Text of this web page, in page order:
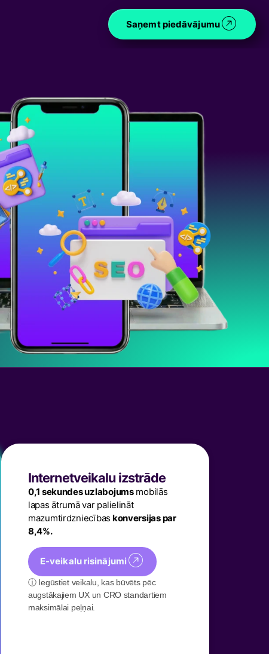
Saņemt piedāvājumu
Internetveikalu izstrāde
0,1 sekundes uzlabojumsmobilās
lapas ātrumā var palielināt
mazumtirdzniecības konversijas par
8,4%.
E-veikalu risinājumi
ⓘ Iegūstiet veikalu, kas būvēts pēc
augstākajiem UX un CRO standartiem
maksimālai peļņai.